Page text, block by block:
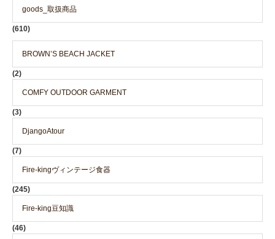
goods_取扱商品
(610)
BROWN’S BEACH JACKET
(2)
COMFY OUTDOOR GARMENT
(3)
DjangoAtour
(7)
Fire-kingヴィンテージ食器
(245)
Fire-king豆知識
(46)